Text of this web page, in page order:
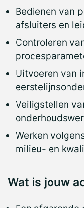
Bedienen van
afsluiters en
Controleren
Uitvoeren van
Veiligstellen
Werken
milieu- en
Wat is jouw